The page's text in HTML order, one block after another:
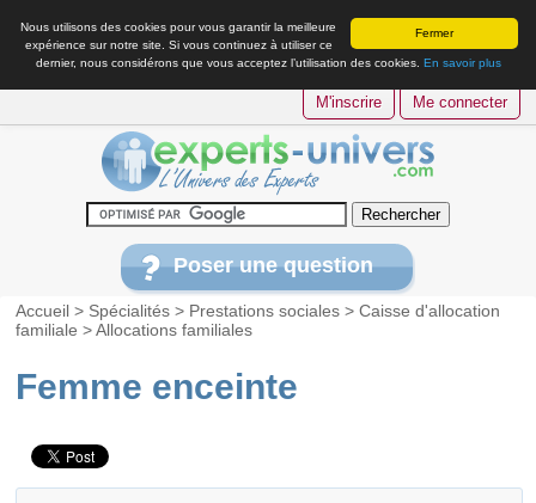
Fermer
Nous utilisons des cookies pour vous garantir la meilleure
expérience sur notre site. Si vous continuez à utiliser ce
dernier, nous considérons que vous acceptez l’utilisation des cookies. En savoir plus
M'inscrire Me connecter
Poser une question
Accueil > Spécialités > Prestations sociales >Caisse d'allocation
familiale >Allocations familiales
Femme enceinte